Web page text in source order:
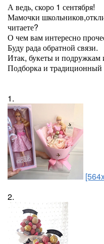
А ведь, скоро 1 сентября!
Мамочки
читаете?
О чем вам интересно
Буду рада обратной связи.
Итак, букеты и
Подборка и традиционный
1.
2.